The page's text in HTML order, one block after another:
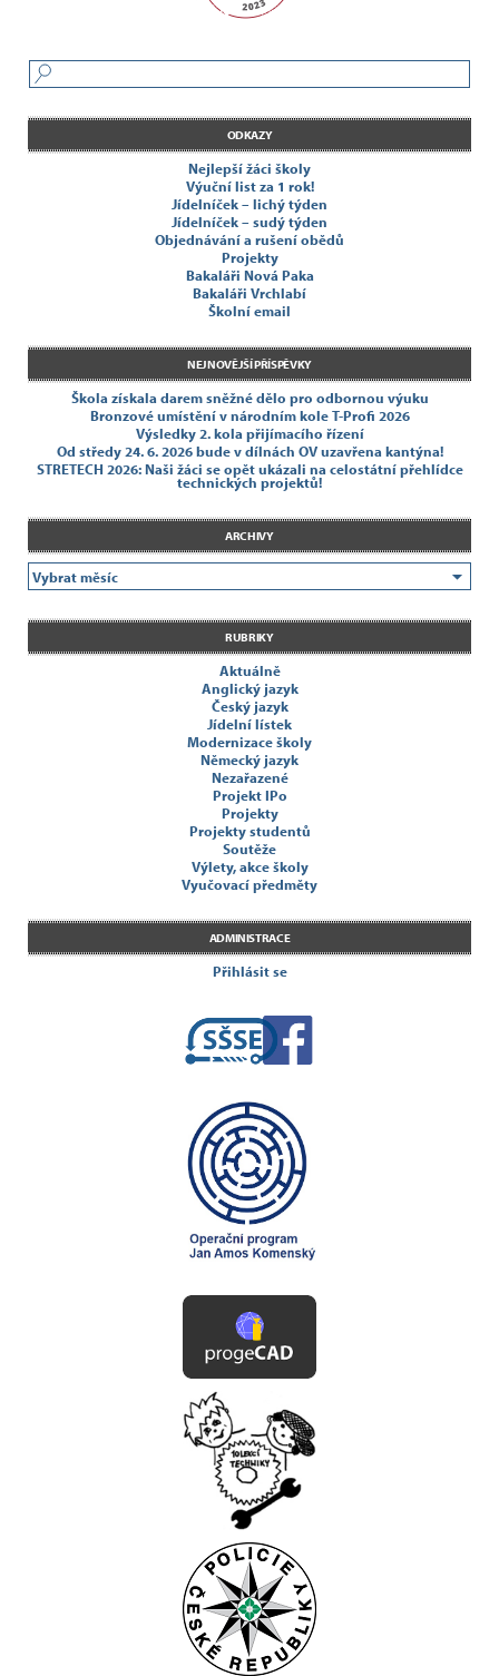
ODKAZY
Nejlepší žáci školy
Výuční list za 1 rok!
Jídelníček – lichý týden
Jídelníček – sudý týden
Objednávání a rušení obědů
Projekty
Bakaláři Nová Paka
Bakaláři Vrchlabí
Školní email
NEJNOVĚJŠÍ PŘÍSPĚVKY
Škola získala darem sněžné dělo pro odbornou výuku
Bronzové umístění v národním kole T-Profi 2026
Výsledky 2. kola přijímacího řízení
Od středy 24. 6. 2026 bude v dílnách OV uzavřena kantýna!
STRETECH 2026: Naši žáci se opět ukázali na celostátní přehlídce
technických projektů!
ARCHIVY
RUBRIKY
Aktuálně
Anglický jazyk
Český jazyk
Jídelní lístek
Modernizace školy
Německý jazyk
Nezařazené
Projekt IPo
Projekty
Projekty studentů
Soutěže
Výlety, akce školy
Vyučovací předměty
ADMINISTRACE
Přihlásit se